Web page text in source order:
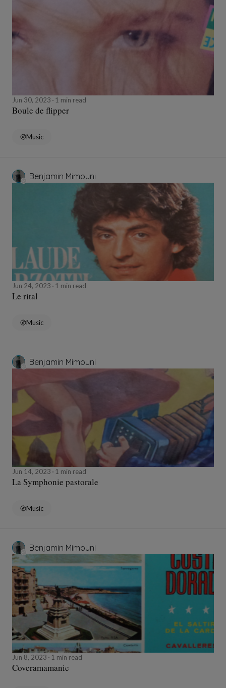
Jun 30, 2023 1 min read
Boule de flipper
Music
Benjamin Mimouni
Jun 24, 2023 1 min read
Le rital
Music
Benjamin Mimouni
Jun 14, 2023 1 min read
La Symphonie pastorale
Music
Benjamin Mimouni
Jun 8, 2023 1 min read
Coveramamanie